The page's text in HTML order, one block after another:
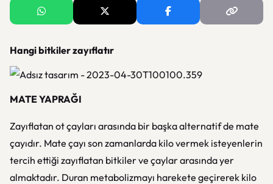
Hangi bitkiler zayıflatır
MATE YAPRAĞI
Zayıflatan ot çayları arasında bir başka alternatif de mate
çayıdır. Mate çayı son zamanlarda kilo vermek isteyenlerin
tercih ettiği zayıflatan bitkiler ve çaylar arasında yer
almaktadır. Duran metabolizmayı harekete geçirerek kilo